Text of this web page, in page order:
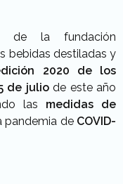
de la fundación
bebidas destiladas y
2020 de los
de juliode este año
las medidas de
pandemia de COVID-